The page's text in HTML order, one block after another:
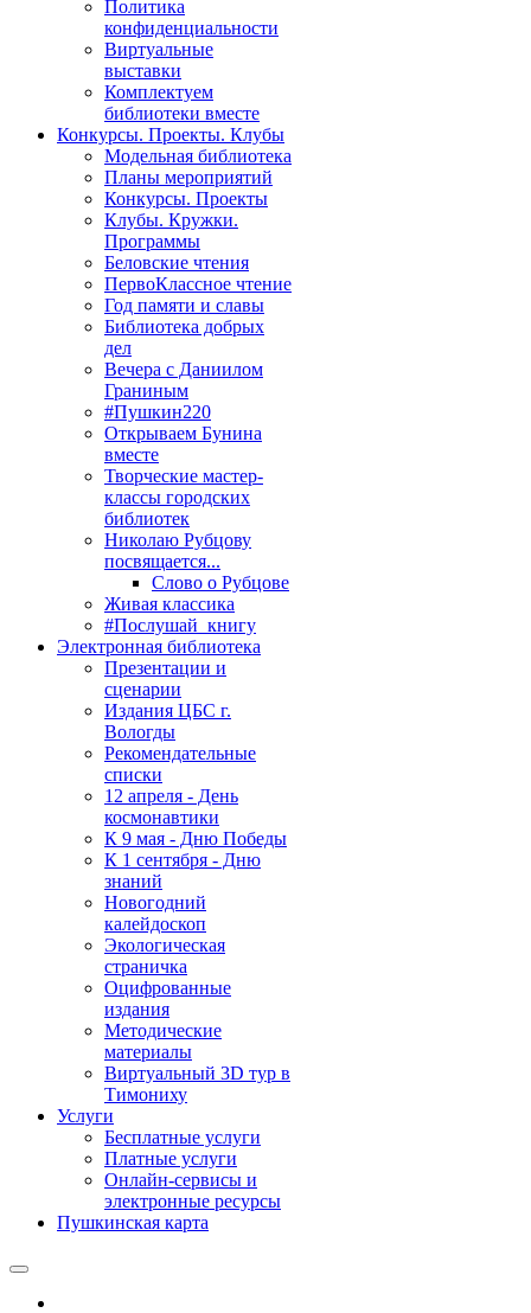
Политика
конфиденциальности
Виртуальные
выставки
Комплектуем
библиотеки вместе
Конкурсы. Проекты. Клубы
Модельная библиотека
Планы мероприятий
Конкурсы. Проекты
Клубы. Кружки.
Программы
Беловские чтения
ПервоКлассное чтение
Год памяти и славы
Библиотека добрых
дел
Вечера с Даниилом
Граниным
#Пушкин220
Открываем Бунина
вместе
Творческие мастер-
классы городских
библиотек
Николаю Рубцову
посвящается...
Слово о Рубцове
Живая классика
#Послушай_книгу
Электронная библиотека
Презентации и
сценарии
Издания ЦБС г.
Вологды
Рекомендательные
списки
12 апреля - День
космонавтики
К 9 мая - Дню Победы
К 1 сентября - Дню
знаний
Новогодний
калейдоскоп
Экологическая
страничка
Оцифрованные
издания
Методические
материалы
Виртуальный 3D тур в
Тимониху
Услуги
Бесплатные услуги
Платные услуги
Онлайн-сервисы и
электронные ресурсы
Пушкинская карта